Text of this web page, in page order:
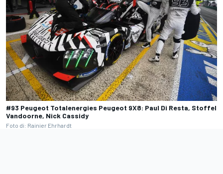
#93 Peugeot Totalenergies Peugeot 9X8: Paul Di Resta, Stoffel
Vandoorne, Nick Cassidy
Foto di: Rainier Ehrhardt